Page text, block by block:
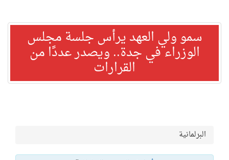
سمو ولي العهد يرأس جلسة مجلس
الوزراء في جدة.. ويصدر عددًا من
القرارات
البرلمانية